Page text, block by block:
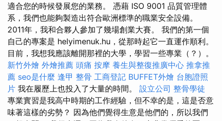
適合您的時候發展您的業務。 憑藉 ISO 9001 品質管理體
系，我們也能夠製造出符合歐洲標準的職業安全設備。
2011年，我和合夥人參加了幾場創業大賽。 我們的第一個
自己的專案是 helyimenuk.hu，從那時起它一直運作順利。
目前，我想我應該離開那裡的大學，學習一些專業（？）。
新竹外燴 外燴推薦 頭痛 按摩 養生與整復推廣中心 推拿推
薦 seo是什麼 逢甲 整骨 工商登記 BUFFET外燴 台胞證照
片 我在履歷上也投入了大量的時間。 設立公司 整骨學徒
專業實習是我高中時期的工作經驗，但不幸的是，這是否意
味著這樣的劣勢？ 因為他們覺得生意是他們的，所以我們